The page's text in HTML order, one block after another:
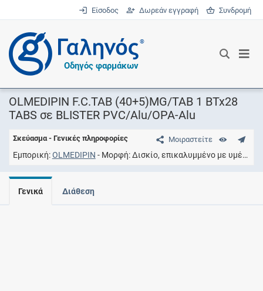
Είσοδος Δωρεάν εγγραφή Συνδρομή
®
Οδηγός φαρμάκων
OLMEDIPIN F.C.TAB (40+5)MG/TAB 1 BTx28
TABS σε BLISTER PVC/Alu/OPA-Alu
Μοιραστείτε
Σκεύασμα - Γενικές πληροφορίες
Εμπορική OLMEDIPIN Μορφή Δισκίο, επικαλυμμένο με υμένιο
Γενικά Διάθεση